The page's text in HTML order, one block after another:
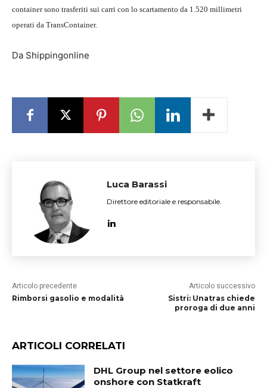
container sono trasferiti sui carri con lo scartamento da 1.520 millimetri
operati da TransContainer.
Da Shippingonline
Luca Barassi
Direttore editoriale e responsabile.
Articolo precedente
Rimborsi gasolio e modalità
Articolo successivo
Sistri: Unatras chiede
proroga di due anni
ARTICOLI CORRELATI
DHL Group nel settore eolico
onshore con Statkraft